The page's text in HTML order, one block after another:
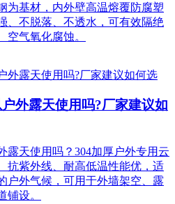
为基材，内外壁高温熔覆防腐塑
、不脱落、不透水，可有效隔绝
空气氧化腐蚀。
外露天使用吗?厂家建议如
露天使用吗？304加厚户外专用云
抗紫外线、耐高低温性能优，适
户外气候，可用于外墙架空、露
铺设。